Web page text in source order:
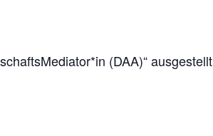
(DAA)“ ausgestellt